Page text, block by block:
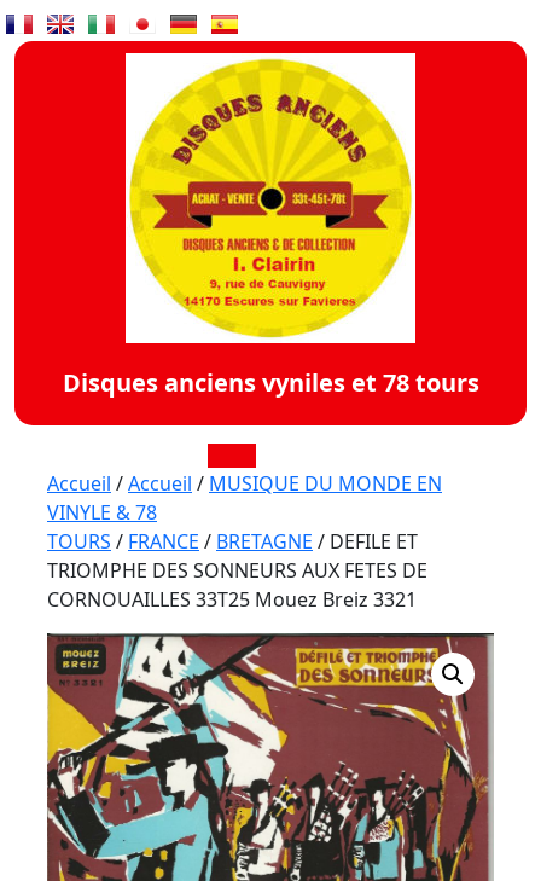
Skip
to
Disques anciens vyniles et 78 tours
Open
Button
Accueil /Accueil / MUSIQUE DU MONDE EN
VINYLE & 78
TOURS / FRANCE / BRETAGNE / DEFILE ET
TRIOMPHE DES SONNEURS AUX FETES DE
CORNOUAILLES 33T25 Mouez Breiz 3321